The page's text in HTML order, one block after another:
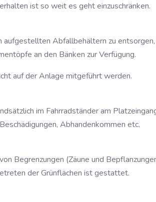
ist so weit es geht einzuschränken.
aufgestellten Abfallbehältern zu
an den Bänken zur Verfügung.
auf der Anlage mitgeführt werden.
im Fahrradständer am
Abhandenkommen etc.
Begrenzungen (Zäune und
der Grünflächen ist gestattet.